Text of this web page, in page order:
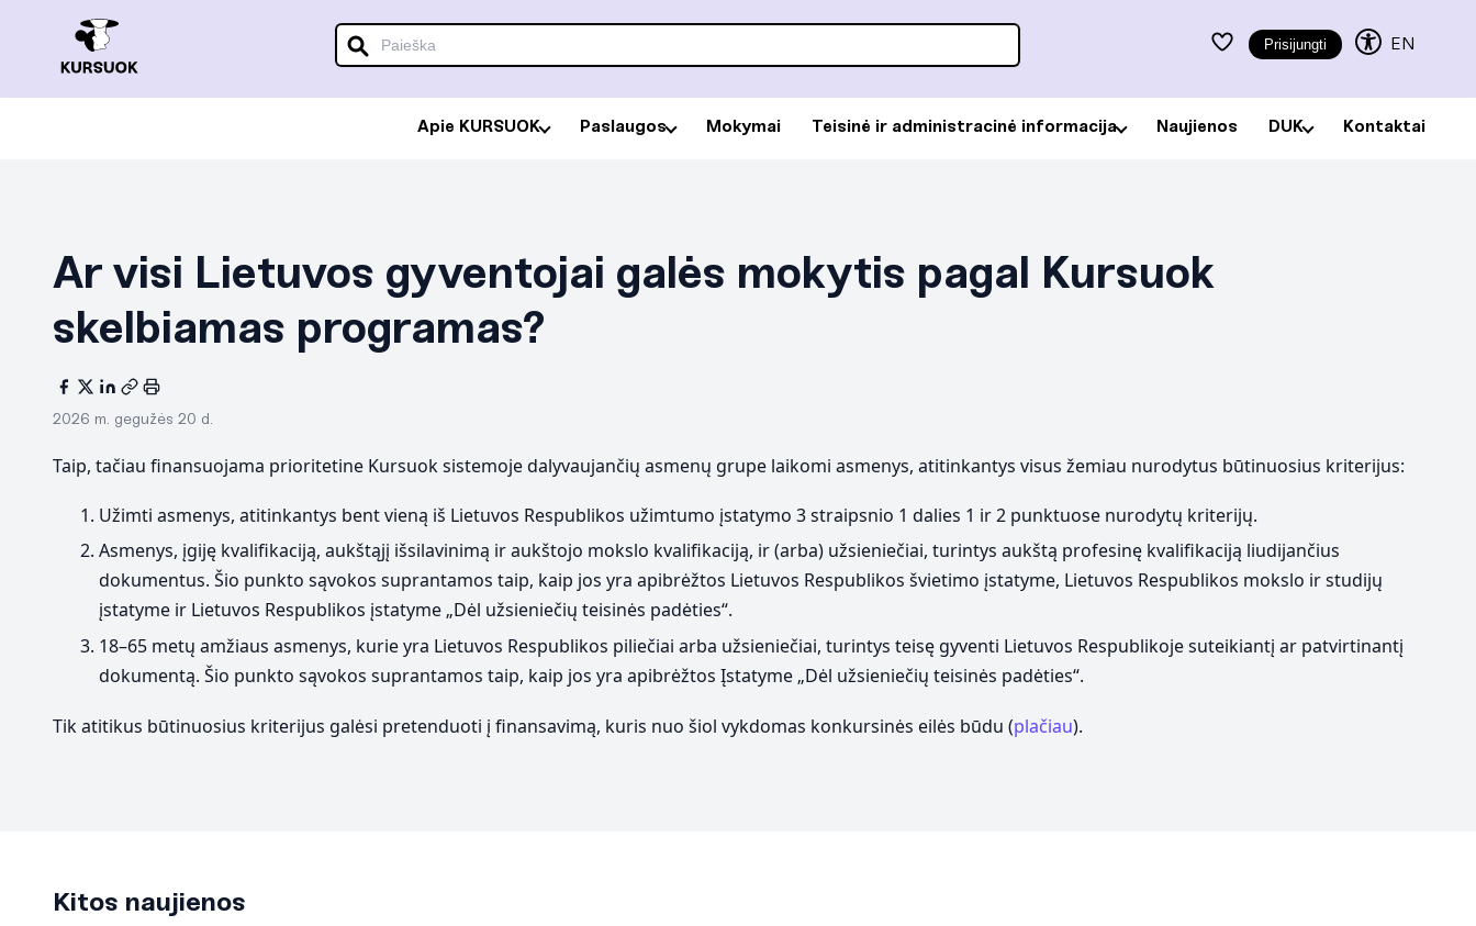
Prisijungti EN
Apie KURSUOK Paslaugos Mokymai Teisinė ir administracinė informacija Naujienos DUK Kontaktai
Ar visi Lietuvos gyventojai galės mokytis pagal Kursuok
skelbiamas programas?
2026 m. gegužės 20 d.
Taip, tačiau finansuojama prioritetine Kursuok sistemoje dalyvaujančių asmenų grupe laikomi asmenys, atitinkantys visus žemiau nurodytus būtinuosius kriterijus:
Užimti asmenys, atitinkantys bent vieną iš Lietuvos Respublikos užimtumo įstatymo 3 straipsnio 1 dalies 1 ir 2 punktuose nurodytų kriterijų.
Asmenys, įgiję kvalifikaciją, aukštąjį išsilavinimą ir aukštojo mokslo kvalifikaciją, ir (arba) užsieniečiai, turintys aukštą profesinę kvalifikaciją liudijančius
dokumentus. Šio punkto sąvokos suprantamos taip, kaip jos yra apibrėžtos Lietuvos Respublikos švietimo įstatyme, Lietuvos Respublikos mokslo ir studijų
įstatyme ir Lietuvos Respublikos įstatyme „Dėl užsieniečių teisinės padėties“.
18–65 metų amžiaus asmenys, kurie yra Lietuvos Respublikos piliečiai arba užsieniečiai, turintys teisę gyventi Lietuvos Respublikoje suteikiantį ar patvirtinantį
dokumentą. Šio punkto sąvokos suprantamos taip, kaip jos yra apibrėžtos Įstatyme „Dėl užsieniečių teisinės padėties“.
Tik atitikus būtinuosius kriterijus galėsi pretenduoti į finansavimą, kuris nuo šiol vykdomas konkursinės eilės būdu (plačiau).
Kitos naujienos